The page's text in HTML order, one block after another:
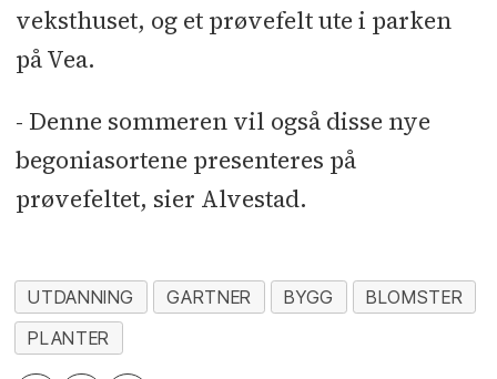
veksthuset, og et prøvefelt ute i parken
på Vea.
- Denne sommeren vil også disse nye
begoniasortene presenteres på
prøvefeltet, sier Alvestad.
UTDANNING GARTNER BYGG
BLOMSTER
PLANTER